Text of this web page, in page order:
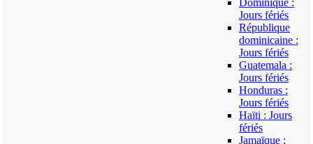
Dominique :
Jours fériés
République
dominicaine :
Jours fériés
Guatemala :
Jours fériés
Honduras :
Jours fériés
Haïti : Jours
fériés
Jamaïque :